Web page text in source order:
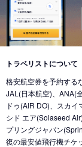
トラベリストについて
格安航空券を予約する
JAL(日本航空)、ANA(
ドゥ(AIR DO)、スカ
シド エア(Solaseed
プリングジャパン
復の最安値飛行機チケ